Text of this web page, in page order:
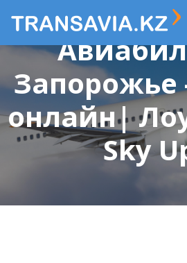
Запорожье
онлайн|
Sky